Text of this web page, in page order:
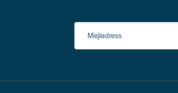
Mejladress